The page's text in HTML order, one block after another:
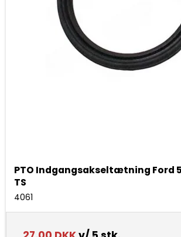
PTO Indgangsakseltætning Ford
TS
4061